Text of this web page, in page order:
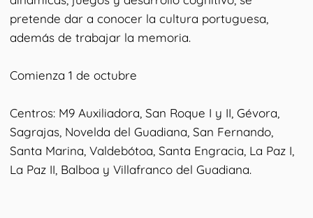
pretende dar a conocer la cultura portuguesa,
además de trabajar la memoria.
Comienza 1 de octubre
Centros: M9 Auxiliadora, San Roque I y II, Gévora,
Sagrajas, Novelda del Guadiana, San Fernando,
Santa Marina, Valdebótoa, Santa Engracia, La Paz I,
La Paz II, Balboa y Villafranco del Guadiana.